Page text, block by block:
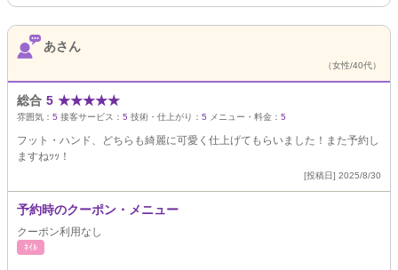
あさん
（女性/40代）
総合 5 ★★★★★
雰囲気： 5 接客サービス： 5 技術・仕上がり： 5 メニュー・料金： 5
フット・ハンド、どちらも綺麗に可愛く仕上げてもらいました！また予約し
ますねｯｯ！
[投稿日] 2025/8/30
予約時のクーポン・メニュー
クーポン利用なし
ﾈｲﾙ